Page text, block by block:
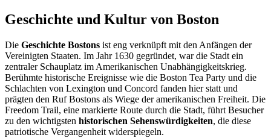
Geschichte und Kultur von Boston
Die Geschichte Bostons ist eng verknüpft mit den Anfängen der
Vereinigten Staaten. Im Jahr 1630 gegründet, war die Stadt ein
zentraler Schauplatz im Amerikanischen Unabhängigkeitskrieg.
Berühmte historische Ereignisse wie die Boston Tea Party und die
Schlachten von Lexington und Concord fanden hier statt und
prägten den Ruf Bostons als Wiege der amerikanischen Freiheit. Die
Freedom Trail, eine markierte Route durch die Stadt, führt Besucher
zu den wichtigsten historischen Sehenswürdigkeiten, die diese
patriotische Vergangenheit widerspiegeln.